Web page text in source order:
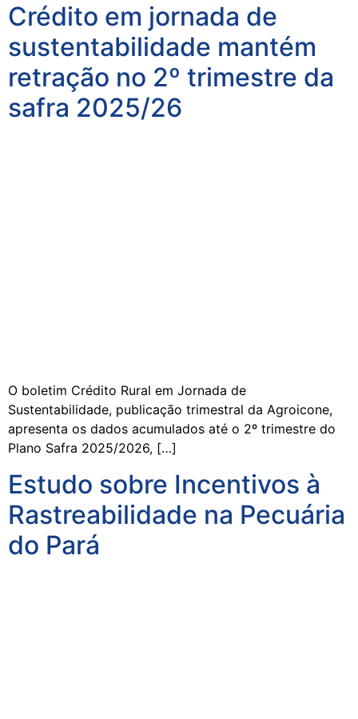
Crédito em jornada de
sustentabilidade mantém
retração no 2º trimestre da
safra 2025/26
O boletim Crédito Rural em Jornada de
Sustentabilidade, publicação trimestral da Agroicone,
apresenta os dados acumulados até o 2º trimestre do
Plano Safra 2025/2026, […]
Estudo sobre Incentivos à
Rastreabilidade na Pecuária
do Pará